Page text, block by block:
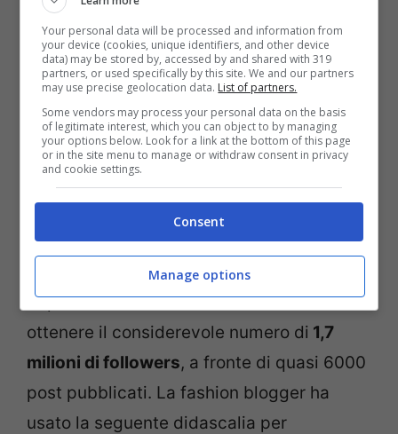
CK/?utm_source=ig_web_copy_link
LaNastiè solita provocare i suoi followers
con bellefotoche mettono in mostra parte
del suo corpo. In questo caso, la fashion
blogger è coperta solo da unacamicia
, mentre si intravede la sua nudità
sotto l’indumento. La reazione dei suoi
tanti fans è stata decisamente positiva tra
i commenti. Ricordiamo che
dopo diversi anni di lavoro è arrivata ad
ottenere il considerevole numero di 1,7
milioni di followers, a fronte di quasi 6000
post pubblicati. La fashion blogger ha
usato la seguente didascalia per
Your personal data will be processed and information from
your device (cookies, unique identifiers, and other device
data) may be stored by, accessed by and shared with 319
partners, or used specifically by this site. We and our partners
may use precise geolocation data. List of partners.
Some vendors may process your personal data on the basis
of legitimate interest, which you can object to by managing
your options below. Look for a link at the bottom of this page
or in the site menu to manage or withdraw consent in privacy
and cookie settings.
Consent
Manage options